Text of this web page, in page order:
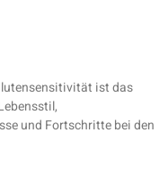
ist das
und Fortschritte bei den